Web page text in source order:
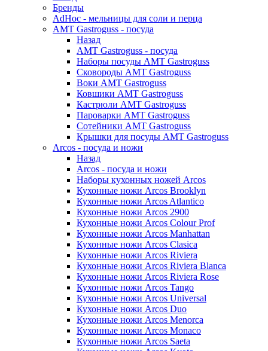
Бренды
AdHoc - мельницы для соли и перца
AMT Gastroguss - посуда
Назад
AMT Gastroguss - посуда
Наборы посуды AMT Gastroguss
Сковороды AMT Gastroguss
Воки AMT Gastroguss
Ковшики AMT Gastroguss
Кастрюли AMT Gastroguss
Пароварки AMT Gastroguss
Сотейники AMT Gastroguss
Крышки для посуды AMT Gastroguss
Arcos - посуда и ножи
Назад
Arcos - посуда и ножи
Наборы кухонных ножей Arcos
Кухонные ножи Arcos Brooklyn
Кухонные ножи Arcos Atlantico
Кухонные ножи Arcos 2900
Кухонные ножи Arcos Colour Prof
Кухонные ножи Arcos Manhattan
Кухонные ножи Arcos Clasica
Кухонные ножи Arcos Riviera
Кухонные ножи Arcos Riviera Blanca
Кухонные ножи Arcos Riviera Rose
Кухонные ножи Arcos Tango
Кухонные ножи Arcos Universal
Кухонные ножи Arcos Duo
Кухонные ножи Arcos Menorca
Кухонные ножи Arcos Monaco
Кухонные ножи Arcos Saeta